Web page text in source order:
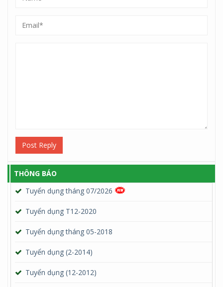
Post Reply
THÔNG BÁO
Tuyển dụng tháng 07/2026
Tuyển dụng T12-2020
Tuyển dụng tháng 05-2018
Tuyển dụng (2-2014)
Tuyển dụng (12-2012)